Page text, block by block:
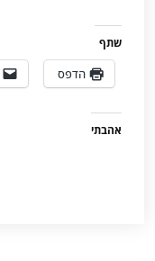
שתף
הדפס
אהבתי